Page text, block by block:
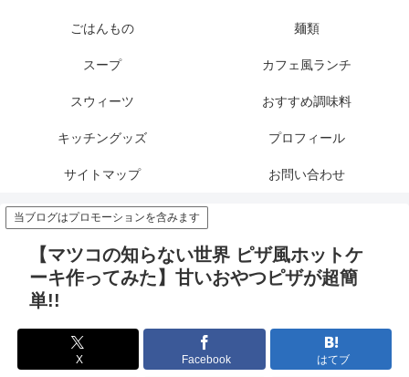
ごはんもの 麺類
スープ カフェ風ランチ
スウィーツ おすすめ調味料
キッチングッズ プロフィール
サイトマップ お問い合わせ
当ブログはプロモーションを含みます
【マツコの知らない世界 ピザ風ホットケ
ーキ作ってみた】甘いおやつピザが超簡
単!!
X Facebook はてブ